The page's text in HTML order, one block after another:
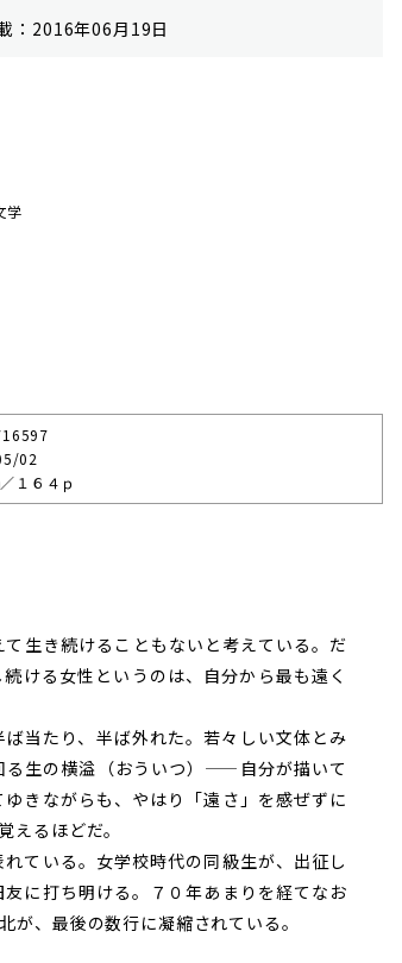
：2016年06月19日
学
02
１６４ｐ
生き続けることもないと考えている。だ
ける女性というのは、自分から最も遠く
当たり、半ば外れた。若々しい文体とみ
る生の横溢（おういつ）——自分が描いて
きながらも、やはり「遠さ」を感ぜずに
えるほどだ。
ている。女学校時代の同級生が、出征し
に打ち明ける。７０年あまりを経てなお
、最後の数行に凝縮されている。